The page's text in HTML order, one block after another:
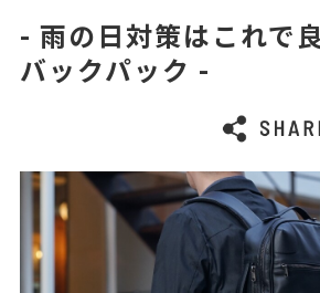
- 雨の日対策はこれで
バックパック -